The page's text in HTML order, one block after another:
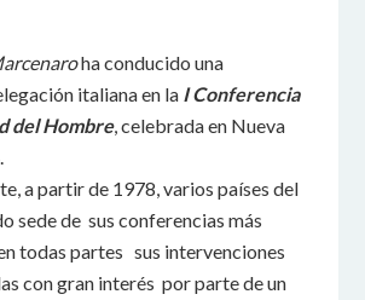
ha conducido una
italiana en la I Conferencia
del Hombre, celebrada en Nueva
a partir de 1978, varios países del
sede de sus conferencias más
todas partes sus intervenciones
con gran interés por parte de un